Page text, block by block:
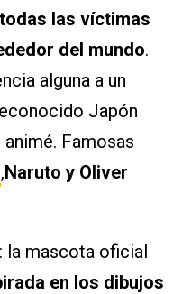
las víctimas
del mundo.
alguna a un
Japón
Famosas
,Naruto y Oliver
: la mascota oficial
en los dibujos